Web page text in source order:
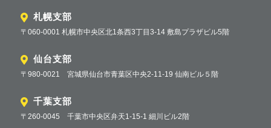
札幌支部
〒060-0001 札幌市中央区北1条西3丁目3-14 敷島プラザビル5階
仙台支部
〒980-0021 宮城県仙台市青葉区中央2-11-19 仙南ビル５階
千葉支部
〒260-0045 千葉市中央区弁天1-15-1 細川ビル2階